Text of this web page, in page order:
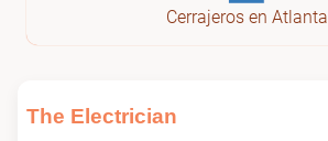
Cerrajeros en Atlanta
The Electrician